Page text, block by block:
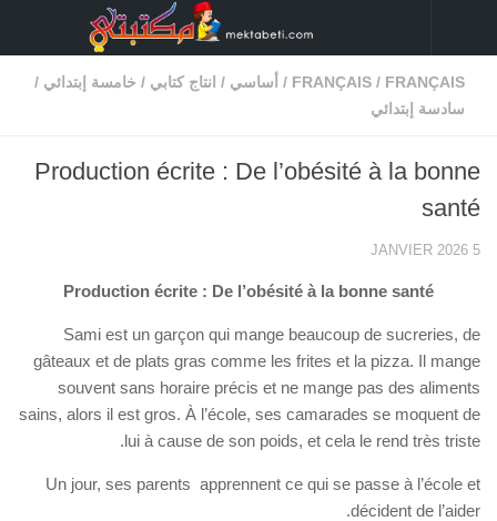
Skip to content
FRANÇAIS / FRANÇAIS
/ أساسي / انتاج كتابي / خامسة إبتدائي /
سادسة إبتدائي
Production écrite : De l’obésité à la bonne
santé
5 JANVIER 2026
Production écrite : De l’obésité à la bonne santé
Sami est un garçon qui mange beaucoup de sucreries, de
gâteaux et de plats gras comme les frites et la pizza. Il mange
souvent sans horaire précis et ne mange pas des aliments
sains, alors il est gros. À l’école, ses camarades se moquent de
lui à cause de son poids, et cela le rend très triste.
Un jour, ses parents apprennent ce qui se passe à l’école et
décident de l’aider.